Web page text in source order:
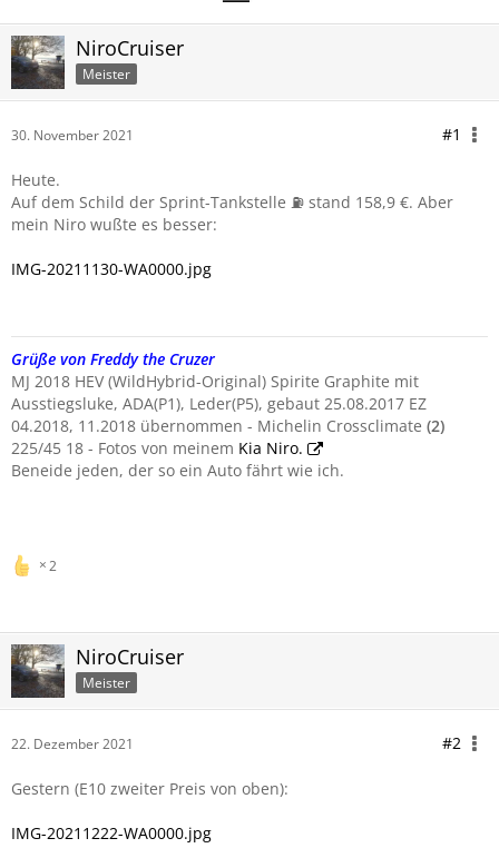
NiroCruiser
Meister
30. November 2021 #1
Heute.
Auf dem Schild der Sprint-Tankstelle ⛽ stand 158,9 €. Aber
mein Niro wußte es besser:
IMG-20211130-WA0000.jpg
Grüße von Freddy the Cruzer
MJ 2018 HEV (WildHybrid-Original) Spirite Graphite mit
Ausstiegsluke, ADA(P1), Leder(P5), gebaut 25.08.2017 EZ
04.2018, 11.2018 übernommen - Michelin Crossclimate (2)
225/45 18 - Fotos von meinem Kia Niro.
Beneide jeden, der so ein Auto fährt wie ich.
2
NiroCruiser
Meister
22. Dezember 2021 #2
Gestern (E10 zweiter Preis von oben):
IMG-20211222-WA0000.jpg